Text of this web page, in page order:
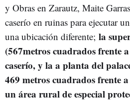
y Obras en Zarautz, Maite
caserío en ruinas para ejecutar
una ubicación diferente; la
(567metros cuadrados frente
caserío, y la a planta del
469 metros cuadrados frente
un área rural de especial